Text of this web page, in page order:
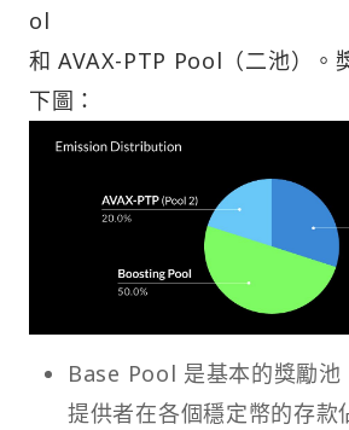
ol
和 AVAX-PTP Pool（二池）。
下圖：
Base Pool 是基本的獎勵池
提供者在各個穩定幣的存款